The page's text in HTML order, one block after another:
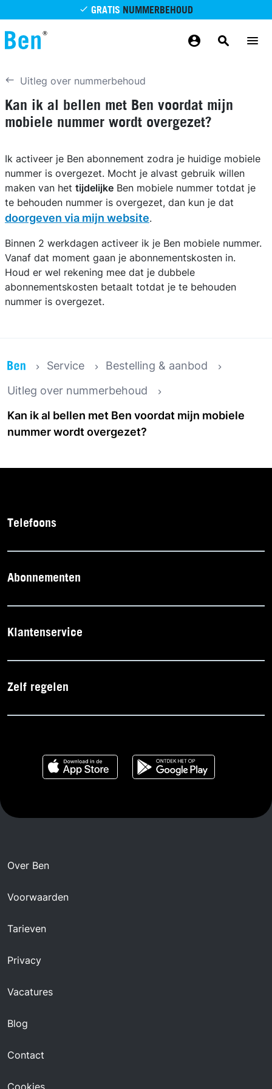
Overslaan en naar de inhoud gaan
GRATIS NUMMERBEHOUD
Uitleg over nummerbehoud
Kan ik al bellen met Ben voordat mijn
mobiele nummer wordt overgezet?
Ik activeer je Ben abonnement zodra je huidige mobiele
nummer is overgezet. Mocht je alvast gebruik willen
maken van het tijdelijke Ben mobiele nummer totdat je
te behouden nummer is overgezet, dan kun je dat
doorgeven via mijn website.
Binnen 2 werkdagen activeer ik je Ben mobiele nummer.
Vanaf dat moment gaan je abonnementskosten in.
Houd er wel rekening mee dat je dubbele
abonnementskosten betaalt totdat je te behouden
nummer is overgezet.
Service
Bestelling & aanbod
Uitleg over nummerbehoud
Kan ik al bellen met Ben voordat mijn mobiele
nummer wordt overgezet?
Telefoons
Abonnementen
Klantenservice
Zelf regelen
Over Ben
Voorwaarden
Tarieven
Privacy
Vacatures
Blog
Contact
Cookies